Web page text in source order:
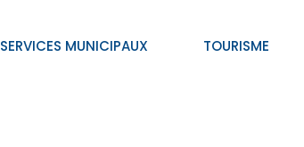
SERVICES MUNICIPAUX TOURISME